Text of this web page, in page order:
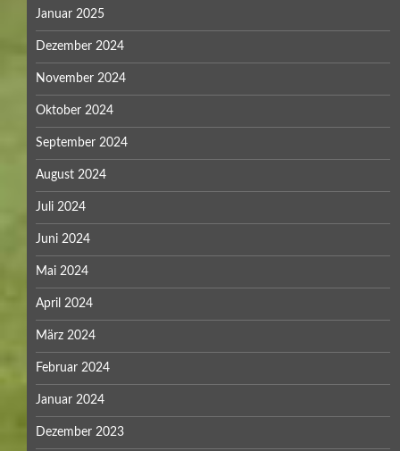
Januar 2025
Dezember 2024
November 2024
Oktober 2024
September 2024
August 2024
Juli 2024
Juni 2024
Mai 2024
April 2024
März 2024
Februar 2024
Januar 2024
Dezember 2023